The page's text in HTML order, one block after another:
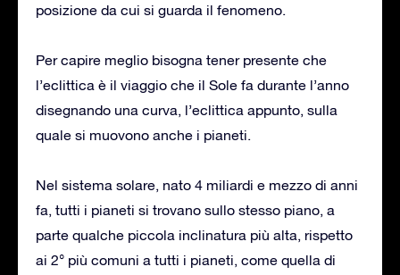
posizione da cui si guarda il fenomeno.
Per capire meglio bisogna tener presente che
l’eclittica è il viaggio che il Sole fa durante l’anno
disegnando una curva, l’eclittica appunto, sulla
quale si muovono anche i pianeti.
Nel sistema solare, nato 4 miliardi e mezzo di anni
fa, tutti i pianeti si trovano sullo stesso piano, a
parte qualche piccola inclinatura più alta, rispetto
ai 2° più comuni a tutti i pianeti, come quella di